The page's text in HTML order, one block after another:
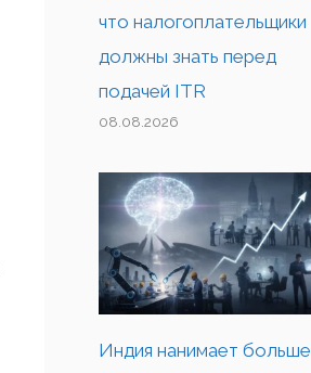
что налогоплательщики
должны знать перед
подачей ITR
08.08.2026
Индия нанимает больше